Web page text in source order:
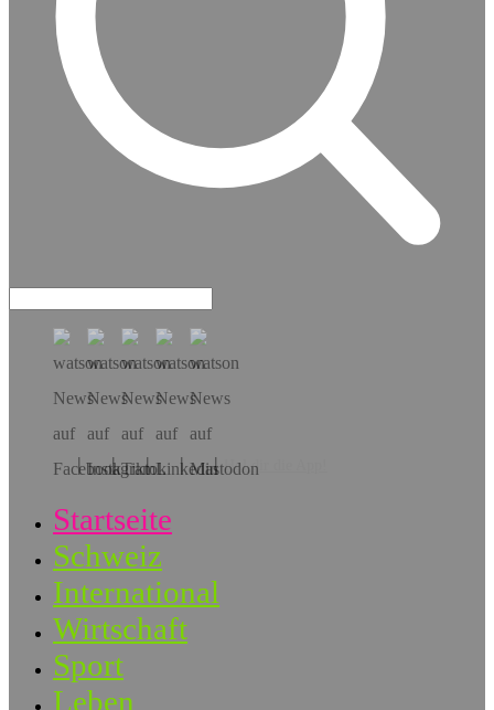
Hol dir die App!
Startseite
Schweiz
International
Wirtschaft
Sport
Leben